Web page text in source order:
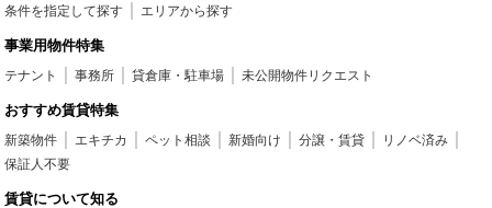
条件を指定して探す エリアから探す
事業用物件特集
テナント 事務所 貸倉庫・駐車場 未公開物件リクエスト
おすすめ賃貸特集
新築物件 エキチカ ペット相談 新婚向け 分譲・賃貸
リノベ済み
保証人不要
賃貸について知る